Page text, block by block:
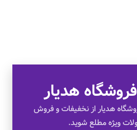
هدیار
هدیار از نخفیفات و فروش
ویژه مطلع شوید.
تخفیف های ویژه